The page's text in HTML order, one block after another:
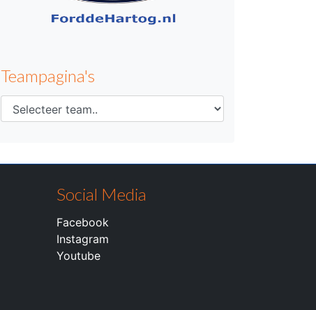
Teampagina's
Social Media
Facebook
Instagram
Youtube